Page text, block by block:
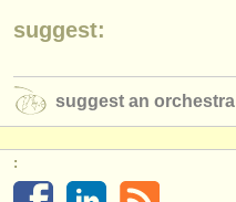
suggest:
suggest an orchestra
: